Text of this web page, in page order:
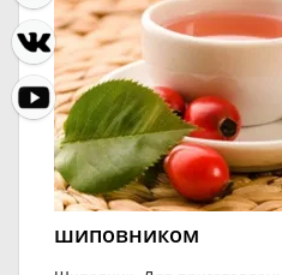
шиповником